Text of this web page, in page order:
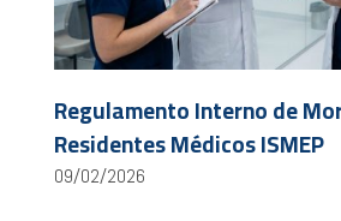
Regulamento Interno de
Residentes Médicos ISMEP
09/02/2026